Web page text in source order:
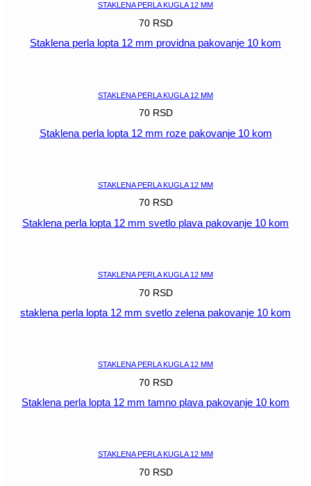
STAKLENA PERLA KUGLA 12 MM
70 RSD
Staklena perla lopta 12 mm providna pakovanje 10 kom
STAKLENA PERLA KUGLA 12 MM
70 RSD
Staklena perla lopta 12 mm roze pakovanje 10 kom
STAKLENA PERLA KUGLA 12 MM
70 RSD
Staklena perla lopta 12 mm svetlo plava pakovanje 10 kom
STAKLENA PERLA KUGLA 12 MM
70 RSD
staklena perla lopta 12 mm svetlo zelena pakovanje 10 kom
STAKLENA PERLA KUGLA 12 MM
70 RSD
Staklena perla lopta 12 mm tamno plava pakovanje 10 kom
STAKLENA PERLA KUGLA 12 MM
70 RSD